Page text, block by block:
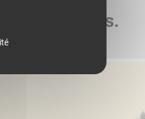
parcelles.